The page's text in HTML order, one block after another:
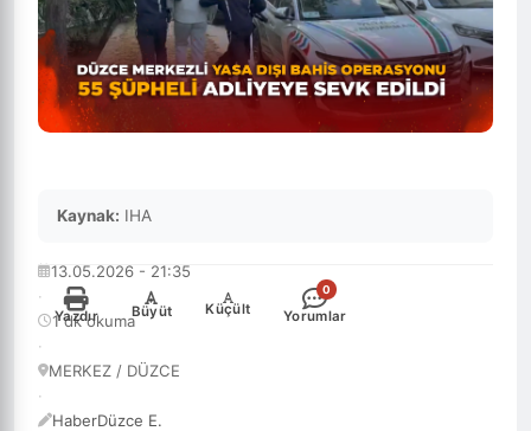
13.05.2026 - 21:35
·
1 dk okuma
·
MERKEZ / DÜZCE
·
HaberDüzce E.
Yazdır
+
Büyüt
-
Küçült
0
Yorumlar
Kaynak: IHA